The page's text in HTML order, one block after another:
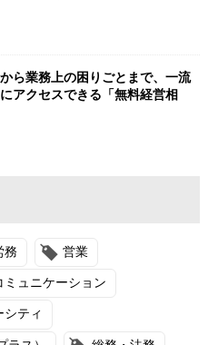
ら業務上の困りごとまで、一流
アクセスできる「無料経営相
務 営業
ミュニケーション
シティ